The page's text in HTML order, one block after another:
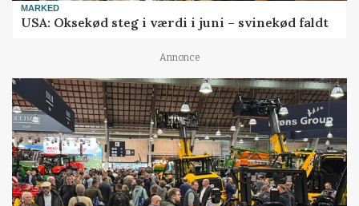
MARKED
USA: Oksekød steg i værdi i juni – svinekød faldt
Annonce